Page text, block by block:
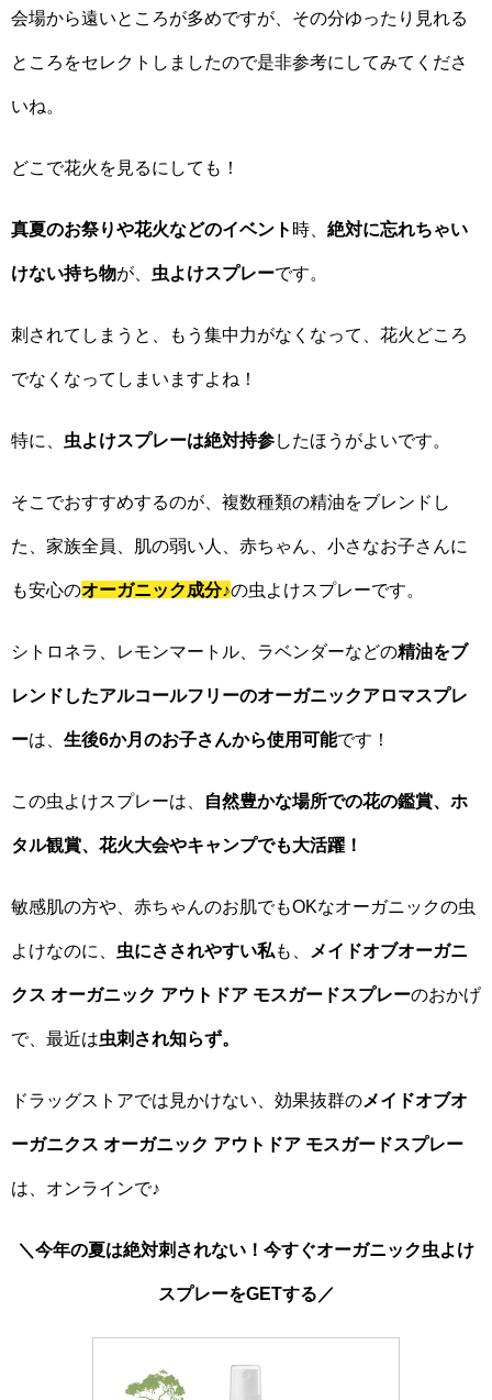
会場から遠いところが多めですが、その分ゆったり見れる
ところをセレクトしましたので是非参考にしてみてくださ
いね。
どこで花火を見るにしても！
真夏のお祭りや花火などのイベント 時、 絶対に忘れちゃい
けない持ち物が、 虫よけスプレーです。
刺されてしまうと、もう集中力がなくなって、花火どころ
でなくなってしまいますよね！
特に、 虫よけスプレーは絶対持参したほうがよいです。
そこでおすすめするのが、複数種類の精油をブレンドし
た、家族全員、肌の弱い人、赤ちゃん、小さなお子さんに
も安心のオーガニック成分♪の虫よけスプレーです。
シトロネラ、レモンマートル、ラベンダーなどの精油をブ
レンドしたアルコールフリーのオーガニックアロマスプレ
ーは、 生後6か月のお子さんから使用可能です！
この虫よけスプレーは、 自然豊かな場所での花の鑑賞、ホ
タル観賞、花火大会やキャンプでも大活躍！
敏感肌の方や、赤ちゃんのお肌でもOKなオーガニックの虫
よけなのに、 虫にさされやすい私も、 メイドオブオーガニ
クス オーガニック アウトドア モスガードスプレーのおかげ
で、最近は虫刺され知らず。
ドラッグストアでは見かけない、効果抜群の メイドオブオ
ーガニクス オーガニック アウトドア モスガードスプレー
は、オンラインで♪
＼今年の夏は絶対刺されない！今すぐオーガニック虫よけ
スプレーをGETする／